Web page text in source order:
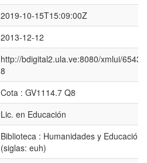
2019-10-15T15:09:00Z
2013-12-12
http://bdigital2.ula.ve:8080/xmlui/
8
Cota : GV1114.7 Q8
Lic. en Educación
Biblioteca : Humanidades y Educación
(siglas: euh)